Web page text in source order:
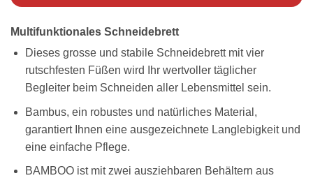
Multifunktionales Schneidebrett
Dieses grosse und stabile Schneidebrett mit vier
rutschfesten Füßen wird Ihr wertvoller täglicher
Begleiter beim Schneiden aller Lebensmittel sein.
Bambus, ein robustes und natürliches Material,
garantiert Ihnen eine ausgezeichnete Langlebigkeit und
eine einfache Pflege.
BAMBOO ist mit zwei ausziehbaren Behältern aus